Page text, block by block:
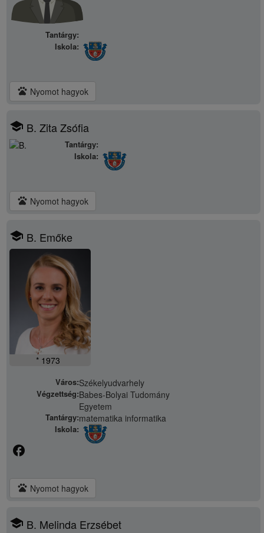
Tantárgy:
Iskola:
pets Nyomot hagyok
school B. Zita Zsófia
Tantárgy:
Iskola:
pets Nyomot hagyok
school B. Emőke
* 1973
Város:Székelyudvarhely
Végzettség:Babes-Bolyai Tudomány
Egyetem
Tantárgy:matematika informatika
Iskola:
facebook
pets Nyomot hagyok
school B. Melinda Erzsébet